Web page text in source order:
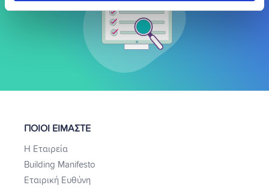
ΠΟΙΟΙ ΕΙΜΑΣΤΕ
Η Εταιρεία
Building Manifesto
Εταιρική Ευθύνη